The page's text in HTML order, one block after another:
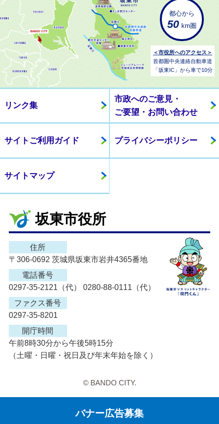
都心から
50 km圏
＜市役所へのアクセス＞
首都圏中央連絡自動車道
「坂東IC」から車で10分
リンク集
市政へのご意見・
ご要望・お問い合わせ
サイトご利用ガイド プライバシーポリシー
サイトマップ
坂東市役所
住所
〒306-0692 茨城県坂東市岩井4365番地
電話番号
0297-35-2121（代） 0280-88-0111（代）
ファクス番号
0297-35-8201
開庁時間
午前8時30分から午後5時15分
（土曜・日曜・祝日及び年末年始を除く）
© BANDO CITY.
バナー広告募集